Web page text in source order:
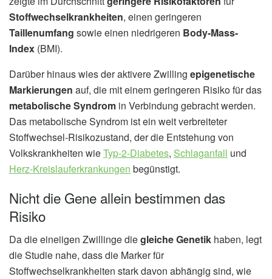
Stoffwechselkrankheiten, einen geringeren
Taillenumfang sowie einen niedrigeren Body-Mass-
Index (BMI).
Darüber hinaus wies der aktivere Zwilling epigenetische
Markierungen auf, die mit einem geringeren Risiko für das
metabolische Syndrom in Verbindung gebracht werden.
Das metabolische Syndrom ist ein weit verbreiteter
Stoffwechsel-Risikozustand, der die Entstehung von
Volkskrankheiten wieTyp-2-Diabetes, Schlaganfall und
Herz-Kreislauferkrankungen begünstigt.
Nicht die Gene allein bestimmen das
Risiko
Da die eineiigen Zwillinge diegleiche Genetik haben, legt
die Studie nahe, dass die Marker für
Stoffwechselkrankheiten stark davon abhängig sind, wie